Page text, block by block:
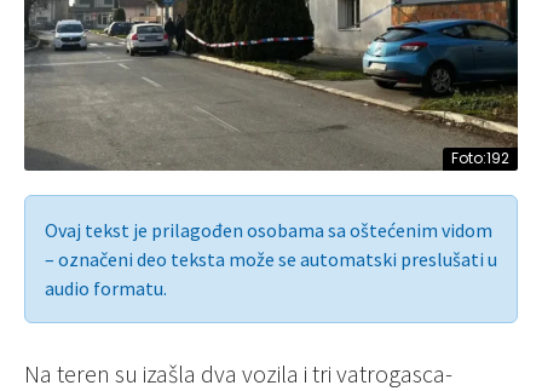
Foto:192
Ovaj tekst je prilagođen osobama sa oštećenim vidom
– označeni deo teksta može se automatski preslušati u
audio formatu.
Na teren su izašla dva vozila i tri vatrogasca-